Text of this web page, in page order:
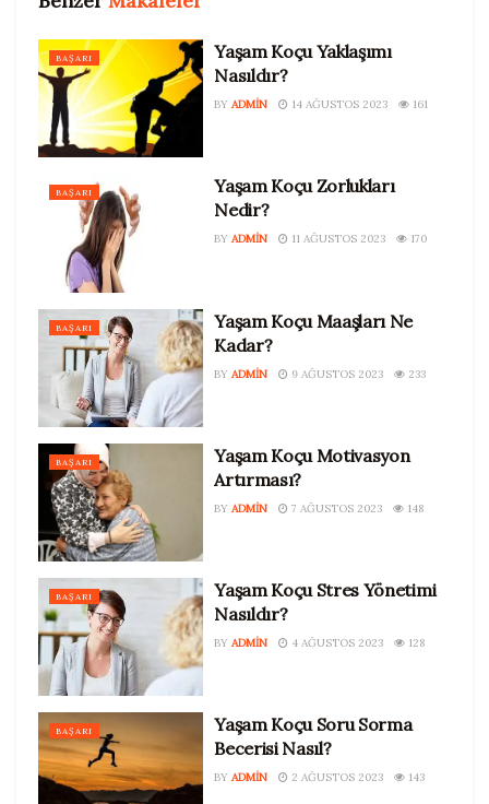
BAŞARI
Yaşam Koçu Yaklaşımı
Nasıldır?
BY ADMIN 14 AĞUSTOS 2023 161
BAŞARI
Yaşam Koçu Zorlukları
Nedir?
BY ADMIN 11 AĞUSTOS 2023 170
BAŞARI
Yaşam Koçu Maaşları Ne
Kadar?
BY ADMIN 9 AĞUSTOS 2023 233
BAŞARI
Yaşam Koçu Motivasyon
Artırması?
BY ADMIN 7 AĞUSTOS 2023 148
BAŞARI
Yaşam Koçu Stres Yönetimi
Nasıldır?
BY ADMIN 4 AĞUSTOS 2023 128
BAŞARI
Yaşam Koçu Soru Sorma
Becerisi Nasıl?
BY ADMIN 2 AĞUSTOS 2023 143